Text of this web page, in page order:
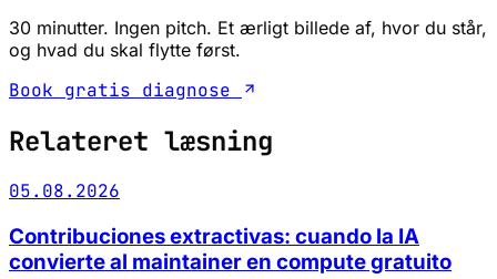
30 minutter. Ingen pitch. Et ærligt billede af, hvor du står,
og hvad du skal flytte først.
Book gratis diagnose
Relateret læsning
05.08.2026
Contribuciones extractivas: cuando la IA
convierte al maintainer en compute gratuito